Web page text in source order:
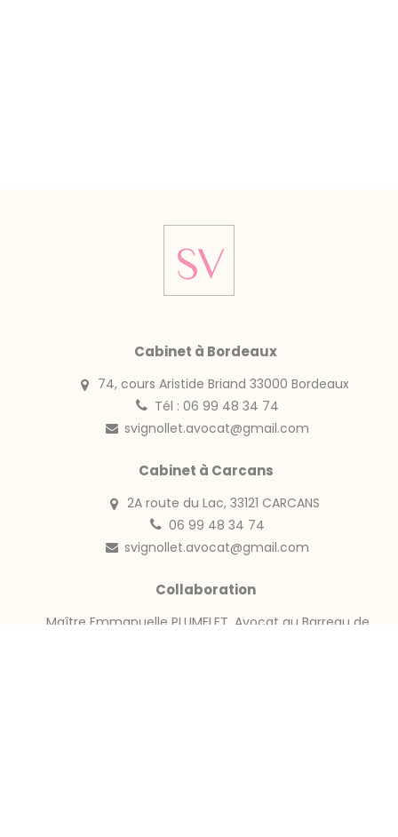
Cabinet à Bordeaux
74, cours Aristide Briand 33000 Bordeaux
Tél : 06 99 48 34 74
svignollet.avocat@gmail.com
Cabinet à Carcans
2A route du Lac, 33121 CARCANS
06 99 48 34 74
svignollet.avocat@gmail.com
Collaboration
Maître Emmanuelle PLUMELET, Avocat au Barreau de